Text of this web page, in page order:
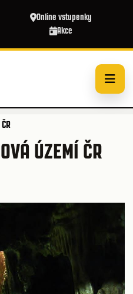
Online vstupenky
Akce
ÚZEMÍ ČR